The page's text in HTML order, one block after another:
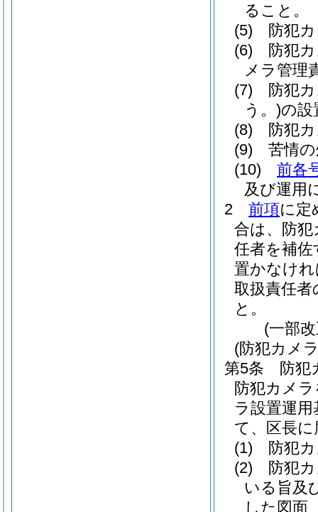
ること。
(5)
防犯
(6)
防犯
メラ管理
(7)
防犯
う。)の設
(8)
防犯
(9)
苦情
(10)
前各
及び運用
2
前項に定
合は、防
任者を補佐
置かなけ
取扱責任
と。
(一部
(防犯カメ
第5条
防犯
防犯カメ
ラ設置運用
て、区長
(1)
防犯
(2)
防犯
いる旨及
した図面